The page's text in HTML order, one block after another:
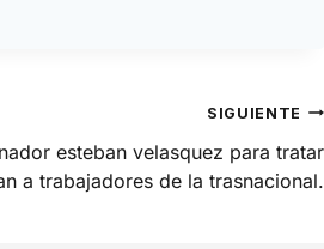
SIGUIENTE
esteban velasquez para tratar
a trabajadores de la trasnacional.